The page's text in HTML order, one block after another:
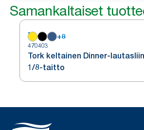
Samankaltaiset
+8
470403
Tork keltainen Dinner-
1/8-taitto